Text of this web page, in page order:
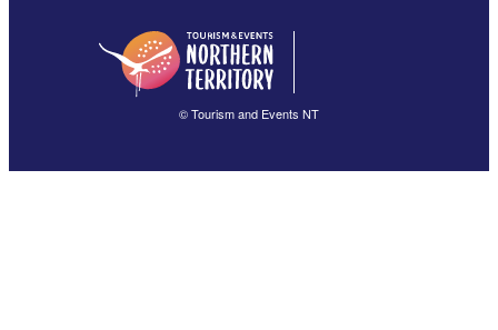
English
(Singapore)
繁體中文
© Tourism and Events NT